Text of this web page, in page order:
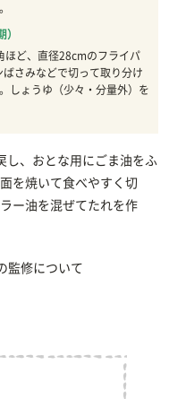
）
ほど、直径28cmのフライパ
ばさみなどで切って取り分け
しょうゆ（少々・分量外）を
し、おとな用にごま油をふ
を焼いて食べやすく切
ー油を混ぜてたれを作
監修について